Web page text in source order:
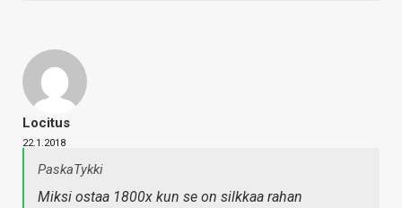
Locitus
22.1.2018
PaskaTykki
Miksi ostaa 1800x kun se on silkkaa rahan